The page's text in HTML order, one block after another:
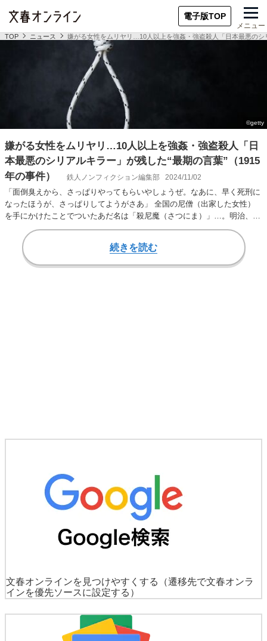
電子版TOP
メニュー
TOP ニュース 嫌がる女性をムリヤリ…10人以上を強姦・強盗殺人「日本最悪のシ
嫌がる女性をムリヤリ…10人以上を強姦・強盗殺人「日
本最悪のシリアルキラー」が残した“最期の言葉”（1915
年の事件）
鉄人ノンフィクション編集部 2024/11/02
「面倒臭えから、さっぱりやってもらいやしょうぜ。なあに、早く死刑に
なったほうが、さっぱりしてようがさあ」 全国の尼僧（出家した女性）
を手にかけたことでついたあだ名は「殺尼魔（さつにま）」…。明治、大
正にかけて10人以…
続きを読む
文春オンラインを見つけやすくする
（遷移先で文春オンラ
インを優先ソースに設定する）